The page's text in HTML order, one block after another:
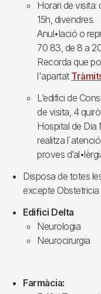
Horari de visita:
15h, divendres.
Anul•lació o
70 83, de 8 a
Recorda que
l'apartat
L’edifici de
de visita, 4
Hospital de Dia
realitza
proves
Disposa de totes
excepte Obstetricia
Edifici Delta
Neurologia
Neurocirurgia
Farmàcia: